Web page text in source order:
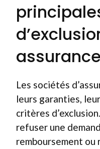
Les sociétés
leurs garanties,
critères
refuser une
remboursement